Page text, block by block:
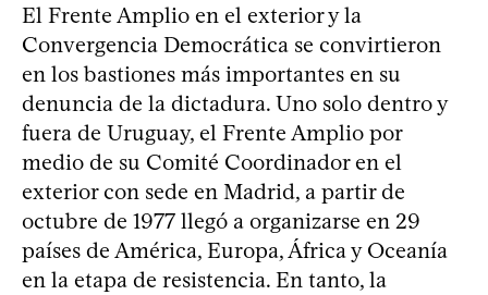
El Frente Amplio en el exterior y la
Convergencia Democrática se convirtieron
en los bastiones más importantes en su
denuncia de la dictadura. Uno solo dentro y
fuera de Uruguay, el Frente Amplio por
medio de su Comité Coordinador en el
exterior con sede en Madrid, a partir de
octubre de 1977 llegó a organizarse en 29
países de América, Europa, África y Oceanía
en la etapa de resistencia. En tanto, la